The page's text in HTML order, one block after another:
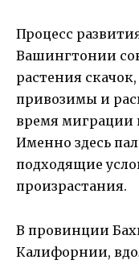
Процесс
Вашингтонии
растения
привозимы и
время миграции
Именно здесь
подходящие
произрастания.
В провинции
Калифорнии,